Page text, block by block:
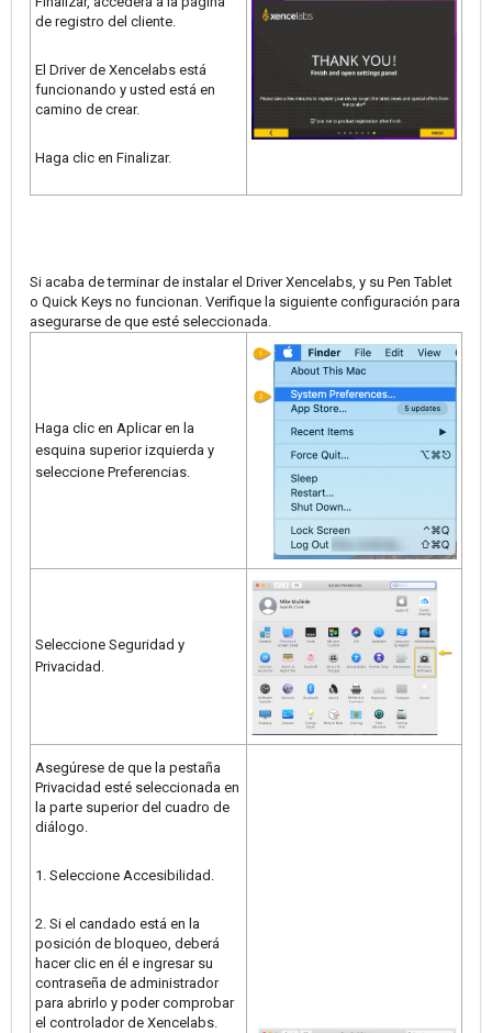
de registro del cliente.
El Driver de Xencelabs está
funcionando y usted está en
camino de crear.
Haga clic en Finalizar.
Si acaba de terminar de instalar el Driver Xencelabs, y su Pen Tablet
o Quick Keys no funcionan. Verifique la siguiente configuración para
asegurarse de que esté seleccionada.
Haga clic en Aplicar en la
esquina superior izquierda y
seleccione Preferencias.
Seleccione Seguridad y
Privacidad.
Asegúrese de que la pestaña
Privacidad esté seleccionada en
la parte superior del cuadro de
diálogo.
1. Seleccione Accesibilidad.
2. Si el candado está en la
posición de bloqueo, deberá
hacer clic en él e ingresar su
contraseña de administrador
para abrirlo y poder comprobar
el controlador de Xencelabs.